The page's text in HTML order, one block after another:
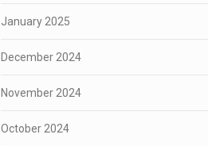
January 2025
December 2024
November 2024
October 2024